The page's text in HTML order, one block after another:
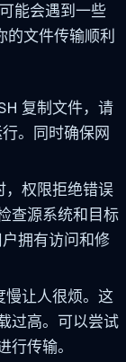
能会遇到一些
文件传输顺利
复制文件，请
。同时确保网
，权限拒绝错误
查源系统和目标
拥有访问和修
慢让人很烦。这
过高。可以尝试
传输。